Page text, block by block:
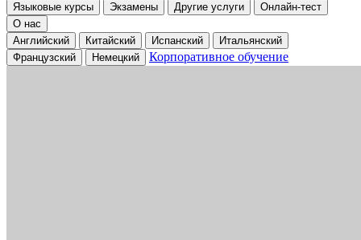
Языковые курсы Экзамены Другие услуги
Онлайн-тест
О нас
Английский
Китайский Испанский
Итальянский
Французский
Немецкий Корпоративное обучение